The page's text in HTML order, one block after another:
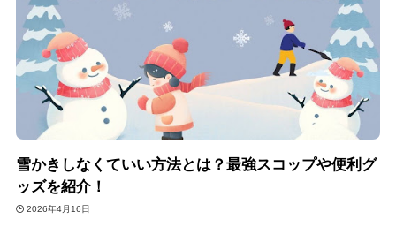
雪かきしなくていい方法とは？最強スコップや便利グ
ッズを紹介！
2026年4月16日